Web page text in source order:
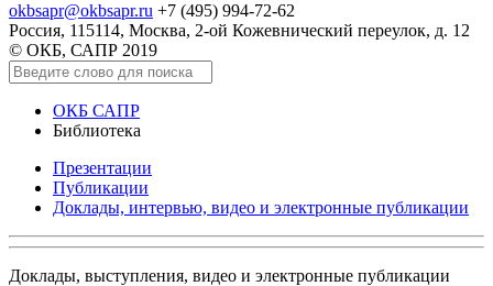
okbsapr@okbsapr.ru +7 (495) 994-72-62
Россия, 115114, Москва, 2-ой Кожевнический переулок, д. 12
© ОКБ, САПР 2019
ОКБ САПР
Библиотека
Презентации
Публикации
Доклады, интервью, видео и электронные публикации
Доклады, выступления, видео и электронные публикации